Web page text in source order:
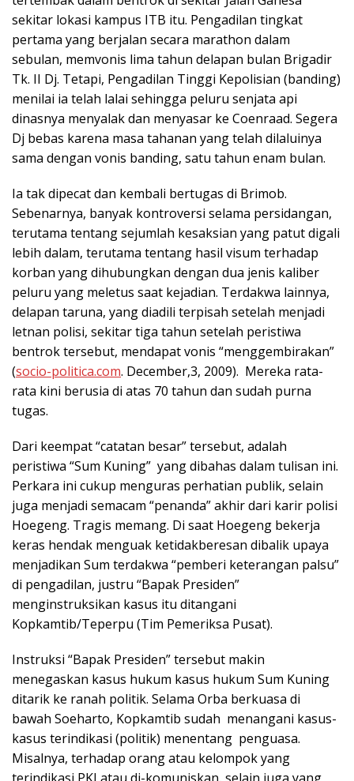
sekitar lokasi kampus ITB itu. Pengadilan tingkat
pertama yang berjalan secara marathon dalam
sebulan, memvonis lima tahun delapan bulan Brigadir
Tk. II Dj. Tetapi, Pengadilan Tinggi Kepolisian (banding)
menilai ia telah lalai sehingga peluru senjata api
dinasnya menyalak dan menyasar ke Coenraad. Segera
Dj bebas karena masa tahanan yang telah dilaluinya
sama dengan vonis banding, satu tahun enam bulan.
Ia tak dipecat dan kembali bertugas di Brimob.
Sebenarnya, banyak kontroversi selama persidangan,
terutama tentang sejumlah kesaksian yang patut digali
lebih dalam, terutama tentang hasil visum terhadap
korban yang dihubungkan dengan dua jenis kaliber
peluru yang meletus saat kejadian. Terdakwa lainnya,
delapan taruna, yang diadili terpisah setelah menjadi
letnan polisi, sekitar tiga tahun setelah peristiwa
bentrok tersebut, mendapat vonis “menggembirakan”
(socio-politica.com. December,3, 2009). Mereka rata-
rata kini berusia di atas 70 tahun dan sudah purna
tugas.
Dari keempat “catatan besar” tersebut, adalah
peristiwa “Sum Kuning” yang dibahas dalam tulisan ini.
Perkara ini cukup menguras perhatian publik, selain
juga menjadi semacam “penanda” akhir dari karir polisi
Hoegeng. Tragis memang. Di saat Hoegeng bekerja
keras hendak menguak ketidakberesan dibalik upaya
menjadikan Sum terdakwa “pemberi keterangan palsu”
di pengadilan, justru “Bapak Presiden”
menginstruksikan kasus itu ditangani
Kopkamtib/Teperpu (Tim Pemeriksa Pusat).
Instruksi “Bapak Presiden” tersebut makin
menegaskan kasus hukum kasus hukum Sum Kuning
ditarik ke ranah politik. Selama Orba berkuasa di
bawah Soeharto, Kopkamtib sudah menangani kasus-
kasus terindikasi (politik) menentang penguasa.
Misalnya, terhadap orang atau kelompok yang
terindikasi PKI atau di-komuniskan, selain juga yang